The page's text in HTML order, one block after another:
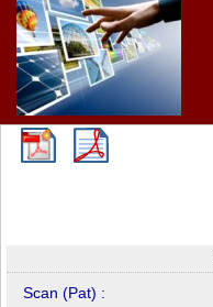
Scan (Pat) :